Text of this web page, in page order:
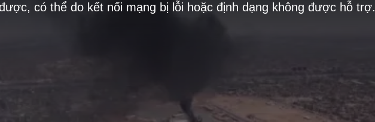
có thể do kết nối mạng bị lỗi hoặc định dạng không được hỗ trợ.